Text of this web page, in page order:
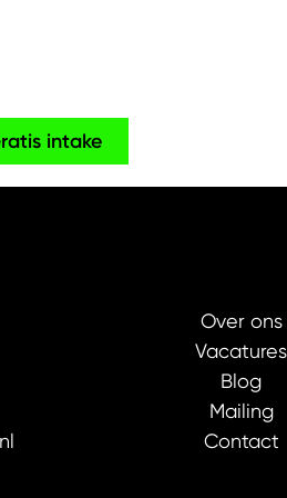
intake
Over ons
Vacatures
Blog
Mailing
Contact